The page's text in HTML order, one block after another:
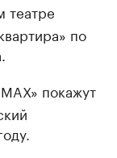
театре
по
покажут